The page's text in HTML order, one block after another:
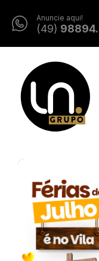
Anuncie aqui!
(49)